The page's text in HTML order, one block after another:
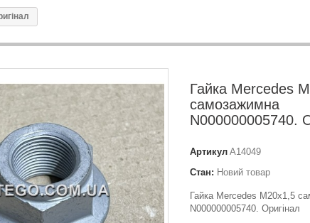
Гайка Mercedes
самозажимна
N000000005740.
Артикул A14049
Стан: Новий товар
Гайка Mercedes M20x1,5
N000000005740. Оригінал